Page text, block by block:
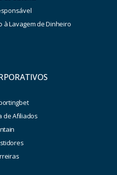
à Lavagem de Dinheiro
de Afiliados